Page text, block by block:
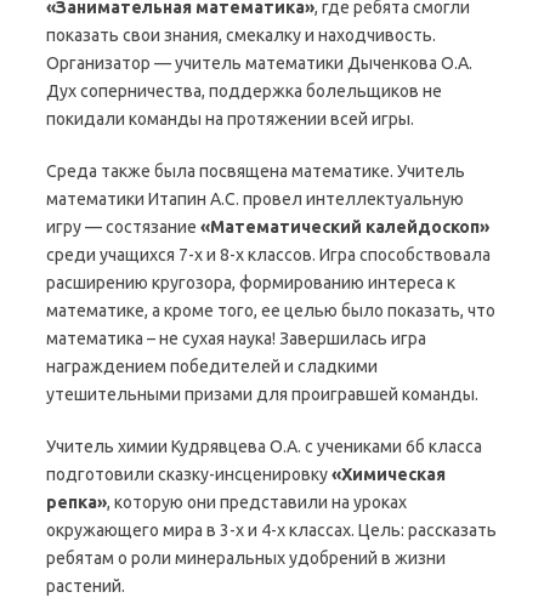
«Занимательная математика», где ребята смогли
показать свои знания, смекалку и находчивость.
Организатор — учитель математики Дыченкова О.А.
Дух соперничества, поддержка болельщиков не
покидали команды на протяжении всей игры.
Среда также была посвящена математике. Учитель
математики Итапин А.С. провел интеллектуальную
игру — состязание «Математический калейдоскоп»
среди учащихся 7-х и 8-х классов. Игра способствовала
расширению кругозора, формированию интереса к
математике, а кроме того, ее целью было показать, что
математика – не сухая наука! Завершилась игра
награждением победителей и сладкими
утешительными призами для проигравшей команды.
Учитель химии Кудрявцева О.А. с учениками 6б класса
подготовили сказку-инсценировку«Химическая
репка», которую они представили на уроках
окружающего мира в 3-х и 4-х классах. Цель: рассказать
ребятам о роли минеральных удобрений в жизни
растений.